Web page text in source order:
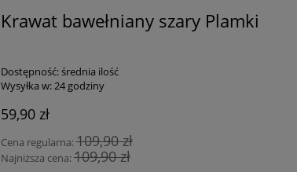
Krawat bawełniany szary Plamki
Dostępność:średnia ilość
Wysyłka w: 24 godziny
59,90 zł
Cena regularna:109,90 zł
Najniższa cena:109,90 zł